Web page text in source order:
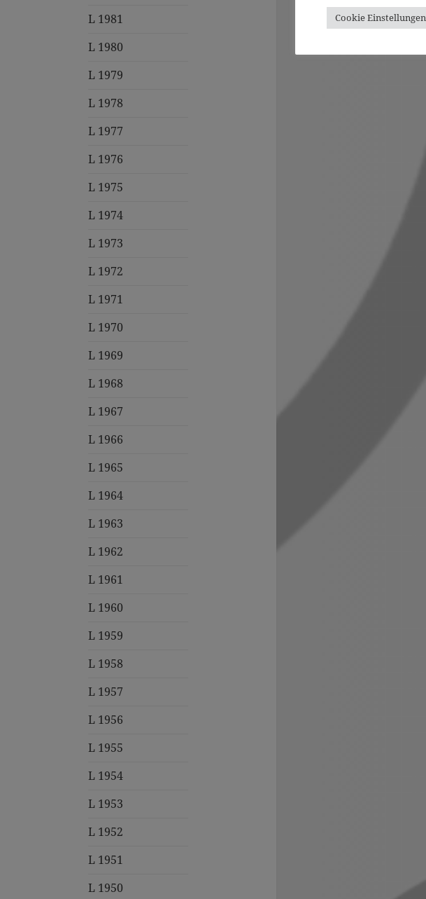
L 1981
L 1980
L 1979
L 1978
L 1977
L 1976
L 1975
L 1974
L 1973
L 1972
L 1971
L 1970
L 1969
L 1968
L 1967
L 1966
L 1965
L 1964
L 1963
L 1962
L 1961
L 1960
L 1959
L 1958
L 1957
L 1956
L 1955
L 1954
L 1953
L 1952
L 1951
L 1950
Cookie Einstellungen